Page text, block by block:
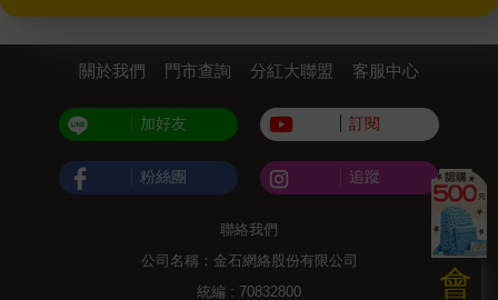
會
關於我們 門市查詢 分紅大聯盟 客服中心
加好友 訂閱
粉絲團 追蹤
聯絡我們
公司名稱：金石網絡股份有限公司
統編 : 70832800